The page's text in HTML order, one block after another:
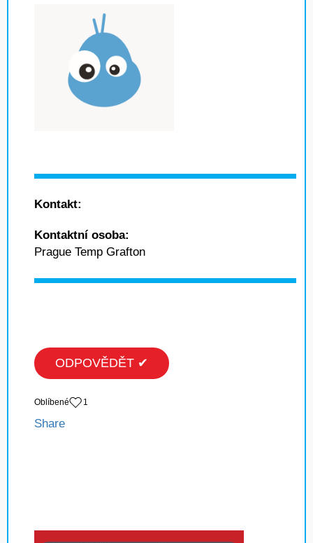
Kontakt:
Kontaktní osoba:
Prague Temp Grafton
ODPOVĚDĚT ✔
Oblíbené 1
Share